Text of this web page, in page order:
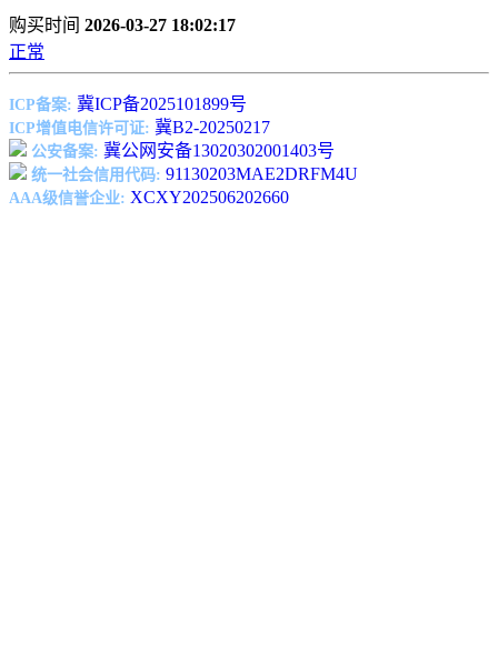
购买时间 2026-03-27 18:02:17
正常
ICP备案: 冀ICP备2025101899号
ICP增值电信许可证: 冀B2-20250217
公安备案: 冀公网安备13020302001403号
统一社会信用代码: 91130203MAE2DRFM4U
AAA级信誉企业: XCXY202506202660